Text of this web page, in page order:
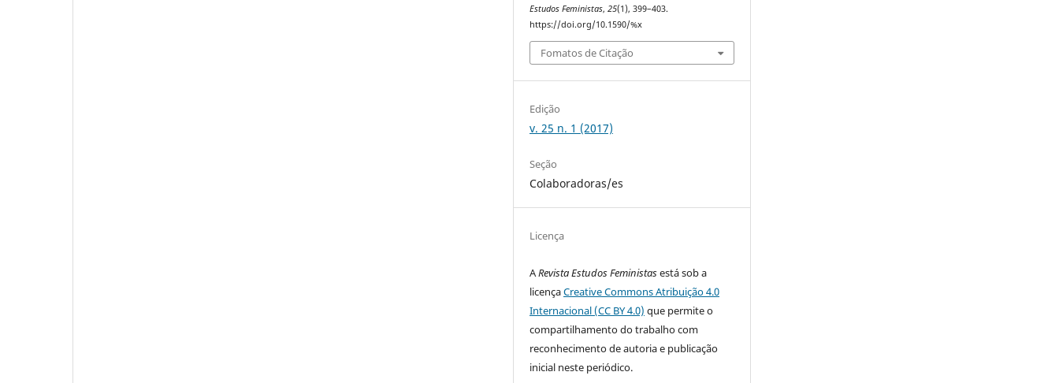
Estudos Feministas,25(1), 399–403.
https://doi.org/10.1590/%x
Fomatos de Citação
Edição
v. 25 n. 1 (2017)
Seção
Colaboradoras/es
Licença
ARevista Estudos Feministasestá sob a
licençaCreative Commons Atribuição 4.0
Internacional (CC BY 4.0) que permite o
compartilhamento do trabalho com
reconhecimento de autoria e publicação
inicial neste periódico.